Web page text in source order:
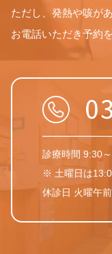
ただし、発熱や咳が
お電話いただき予約
診療時間 9:30
※ 土曜日は
休診日 火曜午